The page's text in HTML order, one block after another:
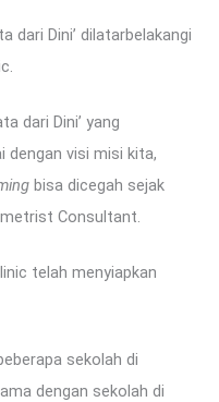
dari Dini’ dilatarbelakangi
dari Dini’ yang
dengan visi misi kita,
bisa dicegah sejak
Consultant.
telah menyiapkan
sekolah di
dengan sekolah di